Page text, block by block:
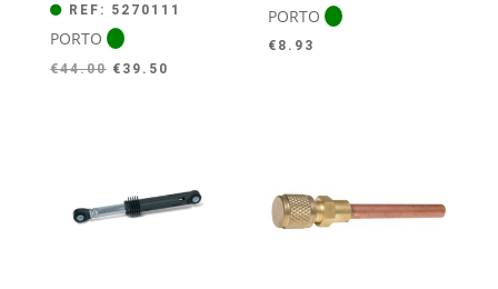
REF: 5270111
PORTO
€44.00 O
€ 39.50
PORTO
€ 8.93